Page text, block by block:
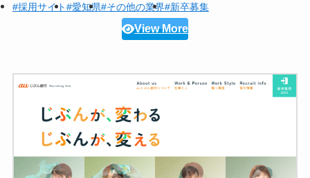
#採用サイト#愛知県#その他の業界#新卒募集
View More